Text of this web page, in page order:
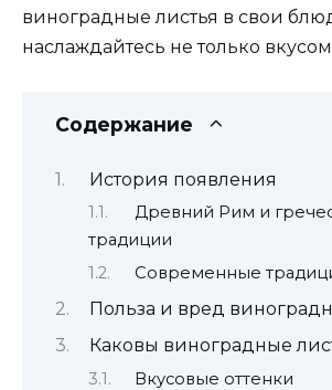
виноградные листья в свои
наслаждайтесь не только
Содержание
История появления
Древний Рим и
традиции
Современные
Польза и вред
Каковы виноградные
Вкусовые оттенки